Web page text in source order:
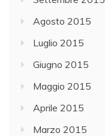
Agosto 2015
Luglio 2015
Giugno 2015
Maggio 2015
Aprile 2015
Marzo 2015